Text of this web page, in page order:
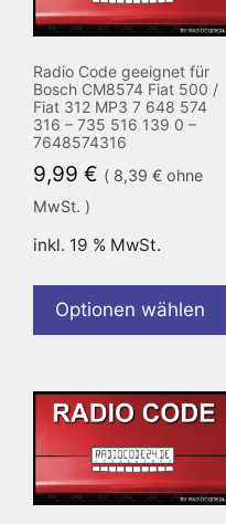
Radio Code geeignet für
Bosch CM8574 Fiat 500 /
Fiat 312 MP3 7 648 574
316 – 735 516 139 0 –
7648574316
9,99 € ( 8,39 € ohne
MwSt. )
inkl. 19 % MwSt.
Optionen wählen